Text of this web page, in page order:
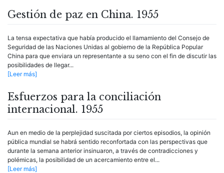
Gestión de paz en China. 1955
La tensa expectativa que había producido el llamamiento del Consejo de
Seguridad de las Naciones Unidas al gobierno de la República Popular
China para que enviara un representante a su seno con el fin de discutir las
posibilidades de llegar...
[Leer más]
Esfuerzos para la conciliación
internacional. 1955
Aun en medio de la perplejidad suscitada por ciertos episodios, la opinión
pública mundial se habrá sentido reconfortada con las perspectivas que
durante la semana anterior insinuaron, a través de contradicciones y
polémicas, la posibilidad de un acercamiento entre el...
[Leer más]